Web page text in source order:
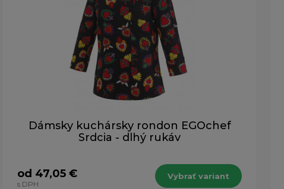
Dámsky kuchársky rondon EGOchef
Srdcia - dlhý rukáv
od 47,05 €
s DPH
Vybrať variant